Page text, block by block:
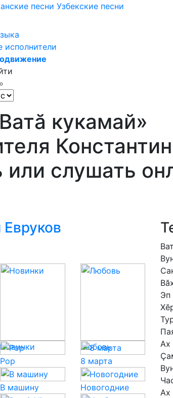
песни Узбекские песни
исполнители
кукамай»
или слушать
Эп
Ах
Ах
Евруков
Новинки
Любовь
Pop 8 марта
В машину Новогодние